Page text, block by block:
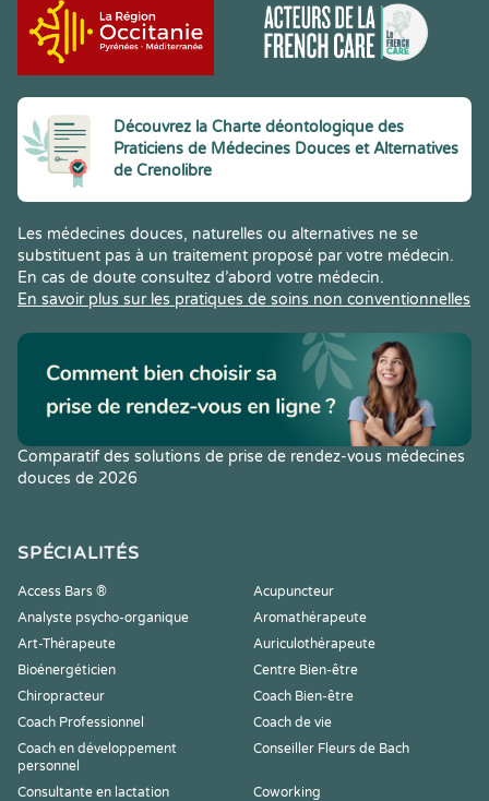
Découvrez la Charte déontologique des
Praticiens de Médecines Douces et Alternatives
de Crenolibre
Les médecines douces, naturelles ou alternatives ne se
substituent pas à un traitement proposé par votre médecin.
En cas de doute consultez d’abord votre médecin.
En savoir plus sur les pratiques de soins non conventionnelles
Comparatif des solutions de prise de rendez-vous médecines
douces de 2026
SPÉCIALITÉS
Access Bars ®
Acupuncteur
Analyste psycho-organique
Aromathérapeute
Art-Thérapeute
Auriculothérapeute
Bioénergéticien
Centre Bien-être
Chiropracteur
Coach Bien-être
Coach Professionnel
Coach de vie
Coach en développement
personnel
Conseiller Fleurs de Bach
Consultante en lactation
Coworking